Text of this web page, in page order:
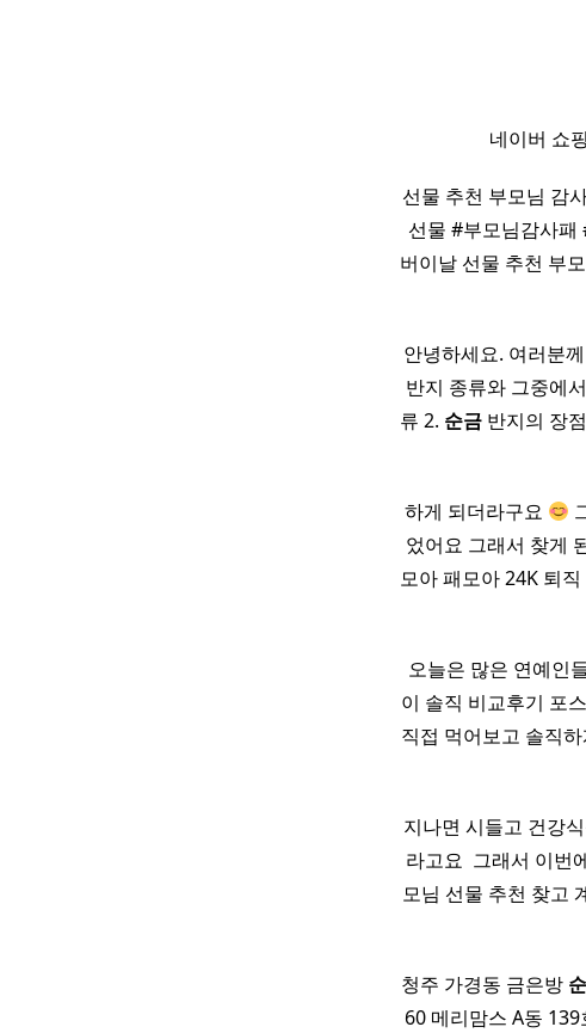
네이버 쇼
선물 추천 부모님 감
선물 #부모님감사
버이날 선물 추천 부
안녕하세요. 여러분
반지 종류와 그중에
류 2. 순금 반지의 장
하게 되더라구요
었어요 그래서 찾게
모아 패모아 24K 퇴
오늘은 많은 연예인
이 솔직 비교후기 포
직접 먹어보고 솔직
지나면 시들고 건강
라고요 ​ 그래서 이번
모님 선물 추천 찾고
청주 가경동 금은방
60 메리맘스 A동